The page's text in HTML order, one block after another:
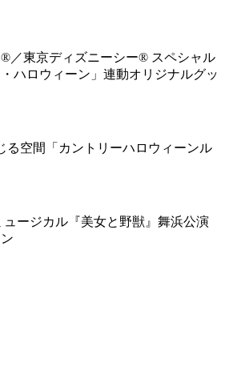
／東京ディズニーシー® スペシャル
ハロウィーン」連動オリジナルグッ
る空間「カントリーハロウィーンル
ージカル『美女と野獣』舞浜公演